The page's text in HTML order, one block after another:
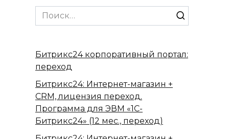
Search
for:
Битрикс24 корпоративный портал:
переход
Битрикс24: Интернет-магазин +
CRM, лицензия переход.
Программа для ЭВМ «1С-
Битрикс24» (12 мес., переход)